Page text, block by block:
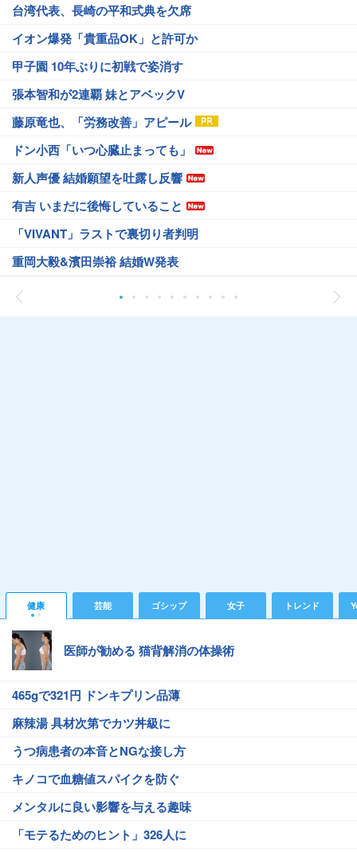
台湾代表、長崎の平和式典を欠席
イオン爆発「貴重品OK」と許可か
甲子園 10年ぶりに初戦で姿消す
張本智和が2連覇 妹とアベックV
藤原竜也、「労務改善」アピール
ドン小西「いつ心臓止まっても」
新人声優 結婚願望を吐露し反響
有吉 いまだに後悔していること
「VIVANT」ラストで裏切り者判明
重岡大毅&濱田崇裕 結婚W発表
健康 芸能 ゴシップ 女子 トレンド
医師が勧める 猫背解消の体操術
465gで321円 ドンキプリン品薄
麻辣湯 具材次第でカツ丼級に
うつ病患者の本音とNGな接し方
キノコで血糖値スパイクを防ぐ
メンタルに良い影響を与える趣味
「モテるためのヒント」326人に